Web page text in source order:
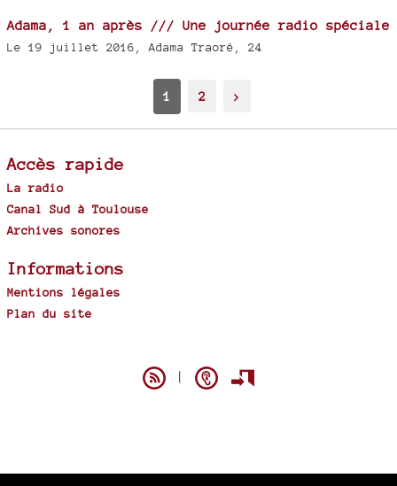
Adama, 1 an après /// Une journée radio spéciale
Le 19 juillet 2016, Adama Traoré, 24
1 2 >
Accès rapide
La radio
Canal Sud à Toulouse
Archives sonores
Informations
Mentions légales
Plan du site
|